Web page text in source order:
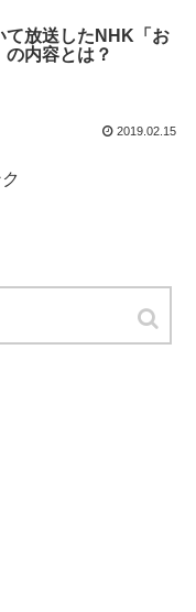
て放送したNHK「お
の内容とは？
2019.02.15